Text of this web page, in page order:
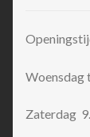
Woensdag
Zaterdag